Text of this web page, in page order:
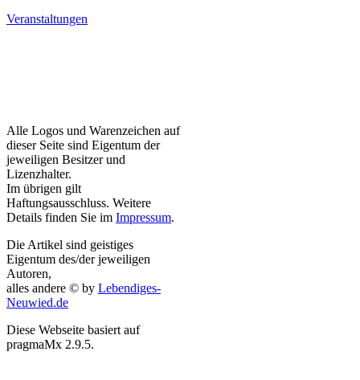
Veranstaltungen
Alle Logos und Warenzeichen auf
dieser Seite sind Eigentum der
jeweiligen Besitzer und
Lizenzhalter.
Im übrigen gilt
Haftungsausschluss. Weitere
Details finden Sie im Impressum.
Die Artikel sind geistiges
Eigentum des/der jeweiligen
Autoren,
alles andere © by Lebendiges-
Neuwied.de
Diese Webseite basiert auf
pragmaMx 2.9.5.